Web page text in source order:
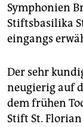
Symphonien
Stiftsbasilika
eingangs
Der sehr
neugierig auf
dem frühen
Stift St.